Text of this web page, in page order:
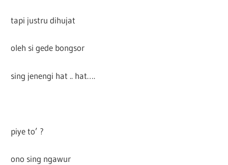
tapi justru dihujat
oleh si gede bongsor
sing jenengi hat .. hat….
piye to’ ?
ono sing ngawur